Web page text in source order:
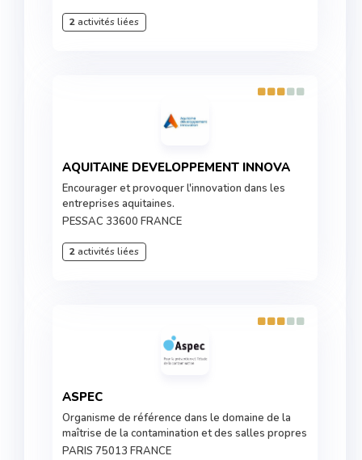
2activités liées
AQUITAINE DEVELOPPEMENT INNOVA
Encourager et provoquer l'innovation dans les
entreprises aquitaines.
PESSAC 33600 FRANCE
2activités liées
ASPEC
Organisme de référence dans le domaine de la
maîtrise de la contamination et des salles propres
PARIS 75013 FRANCE